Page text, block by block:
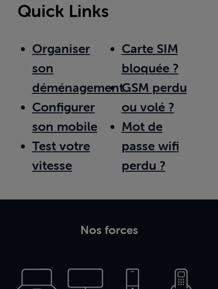
Quick Links
Organiser
son
déménagement
Configurer
son mobile
Test votre
vitesse
Carte SIM
bloquée ?
GSM perdu
ou volé ?
Mot de
passe wifi
perdu ?
Nos forces